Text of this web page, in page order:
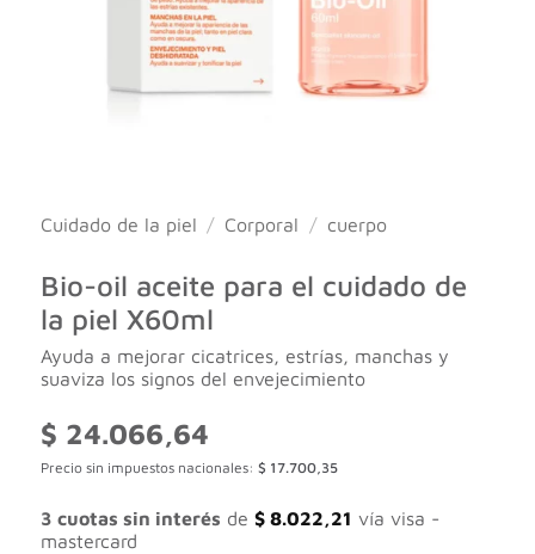
Cuidado de la piel / Corporal / cuerpo
Bio-oil aceite para el cuidado de
la piel X60ml
Ayuda a mejorar cicatrices, estrías, manchas y
suaviza los signos del envejecimiento
$ 24.066,64
Precio sin impuestos nacionales: $ 17.700,35
3 cuotas sin interés de $8.022,21 vía visa -
mastercard